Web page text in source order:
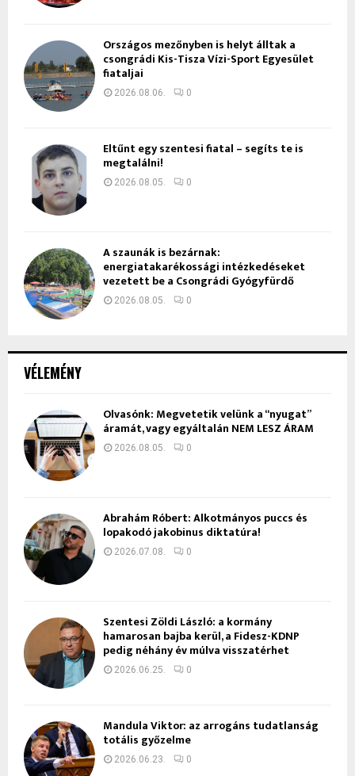
VÉLEMÉNY
Olvasónk: Megvetetik velünk a “nyugat”
áramát, vagy egyáltalán NEM LESZ ÁRAM
2026.08.05. 0
Ábrahám Róbert: Alkotmányos puccs és
lopakodó jakobinus diktatúra!
2026.07.08. 0
Szentesi Zöldi László: a kormány
hamarosan bajba kerül, a Fidesz-KDNP
pedig néhány év múlva visszatérhet
2026.06.25. 0
Mandula Viktor: az arrogáns tudatlanság
totális győzelme
2026.06.23. 0
Országos mezőnyben is helyt álltak a
csongrádi Kis-Tisza Vízi-Sport Egyesület
fiataljai
2026.08.06. 0
Eltűnt egy szentesi fiatal – segíts te is
megtalálni!
2026.08.05. 0
A szaunák is bezárnak:
energiatakarékossági intézkedéseket
vezetett be a Csongrádi Gyógyfürdő
2026.08.05. 0